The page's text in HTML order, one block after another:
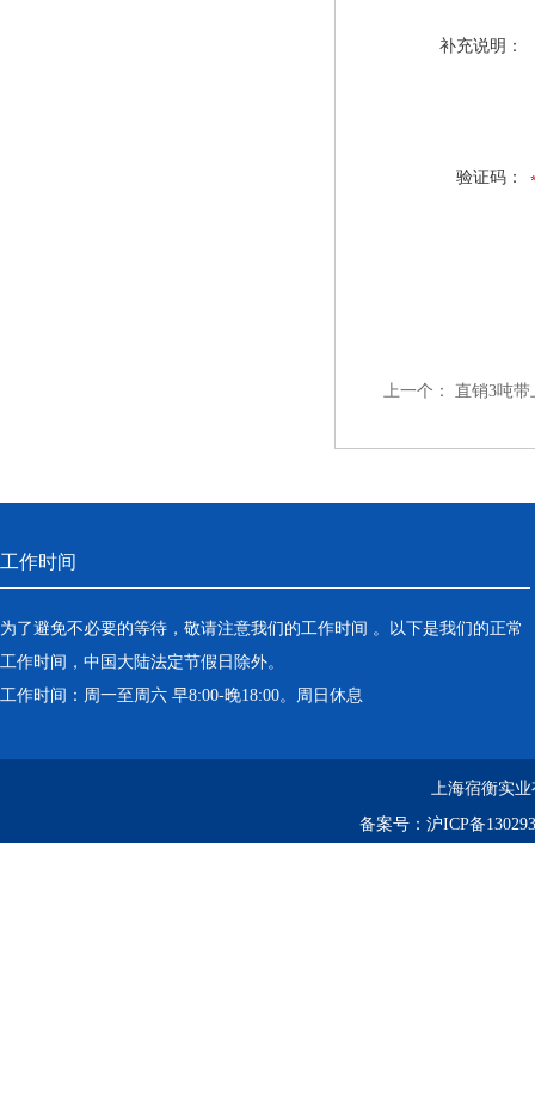
补充说明：
验证码：
上一个： 直销3吨
工作时间
为了避免不必要的等待，敬请注意我们的工作时间 。以下是我们的正常
工作时间，中国大陆法定节假日除外。
工作时间：周一至周六 早8:00-晚18:00。周日休息
上海宿衡实
备案号： 沪ICP备